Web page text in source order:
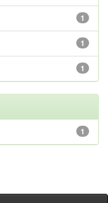
1
1
1
1